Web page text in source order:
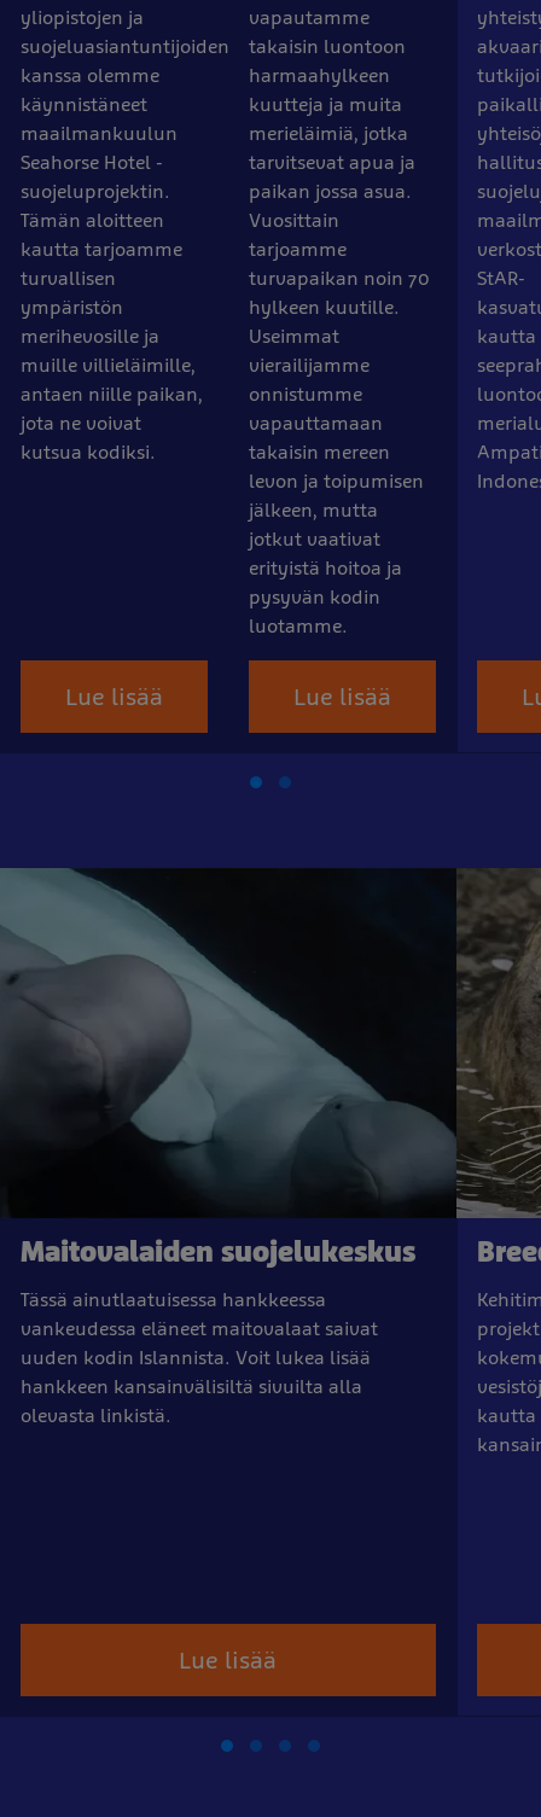
yliopistojen ja
suojeluasiantuntijoiden
kanssa olemme
käynnistäneet
maailmankuulun
Seahorse Hotel -
suojeluprojektin.
Tämän aloitteen
kautta tarjoamme
turvallisen
ympäristön
merihevosille ja
muille villieläimille,
antaen niille paikan,
jota ne voivat
kutsua kodiksi.
Lue lisää
vapautamme
takaisin luontoon
harmaahylkeen
kuutteja ja muita
merieläimiä, jotka
tarvitsevat apua ja
paikan jossa asua.
Vuosittain
tarjoamme
turvapaikan noin 70
hylkeen kuutille.
Useimmat
vierailijamme
onnistumme
vapauttamaan
takaisin mereen
levon ja toipumisen
jälkeen, mutta
jotkut vaativat
erityistä hoitoa ja
pysyvän kodin
luotamme.
Lue lisää
StAR-
kautta
Maitovalaiden suojelukeskus
Tässä ainutlaatuisessa hankkeessa
vankeudessa eläneet maitovalaat saivat
uuden kodin Islannista. Voit lukea lisää
hankkeen kansainvälisiltä sivuilta alla
olevasta linkistä.
Lue lisää
kautta